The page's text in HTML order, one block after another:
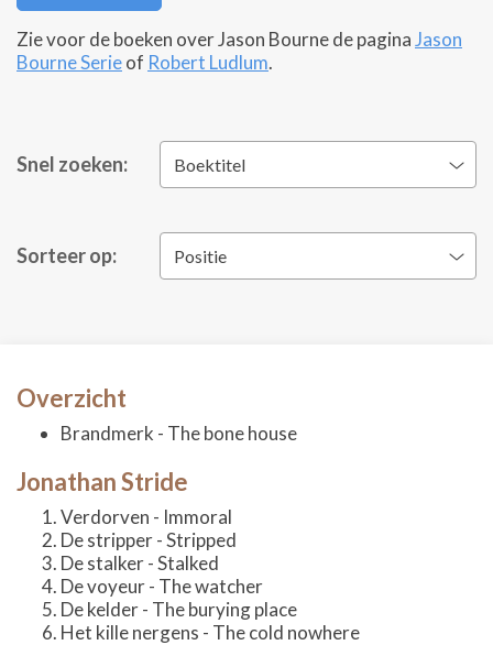
Zie voor de boeken over Jason Bourne de paginaJason
Bourne Serieof Robert Ludlum.
Snel zoeken: Boektitel
Sorteer op: Positie
Overzicht
Brandmerk - The bone house
Jonathan Stride
Verdorven - Immoral
De stripper - Stripped
De stalker - Stalked
De voyeur - The watcher
De kelder - The burying place
Het kille nergens - The cold nowhere